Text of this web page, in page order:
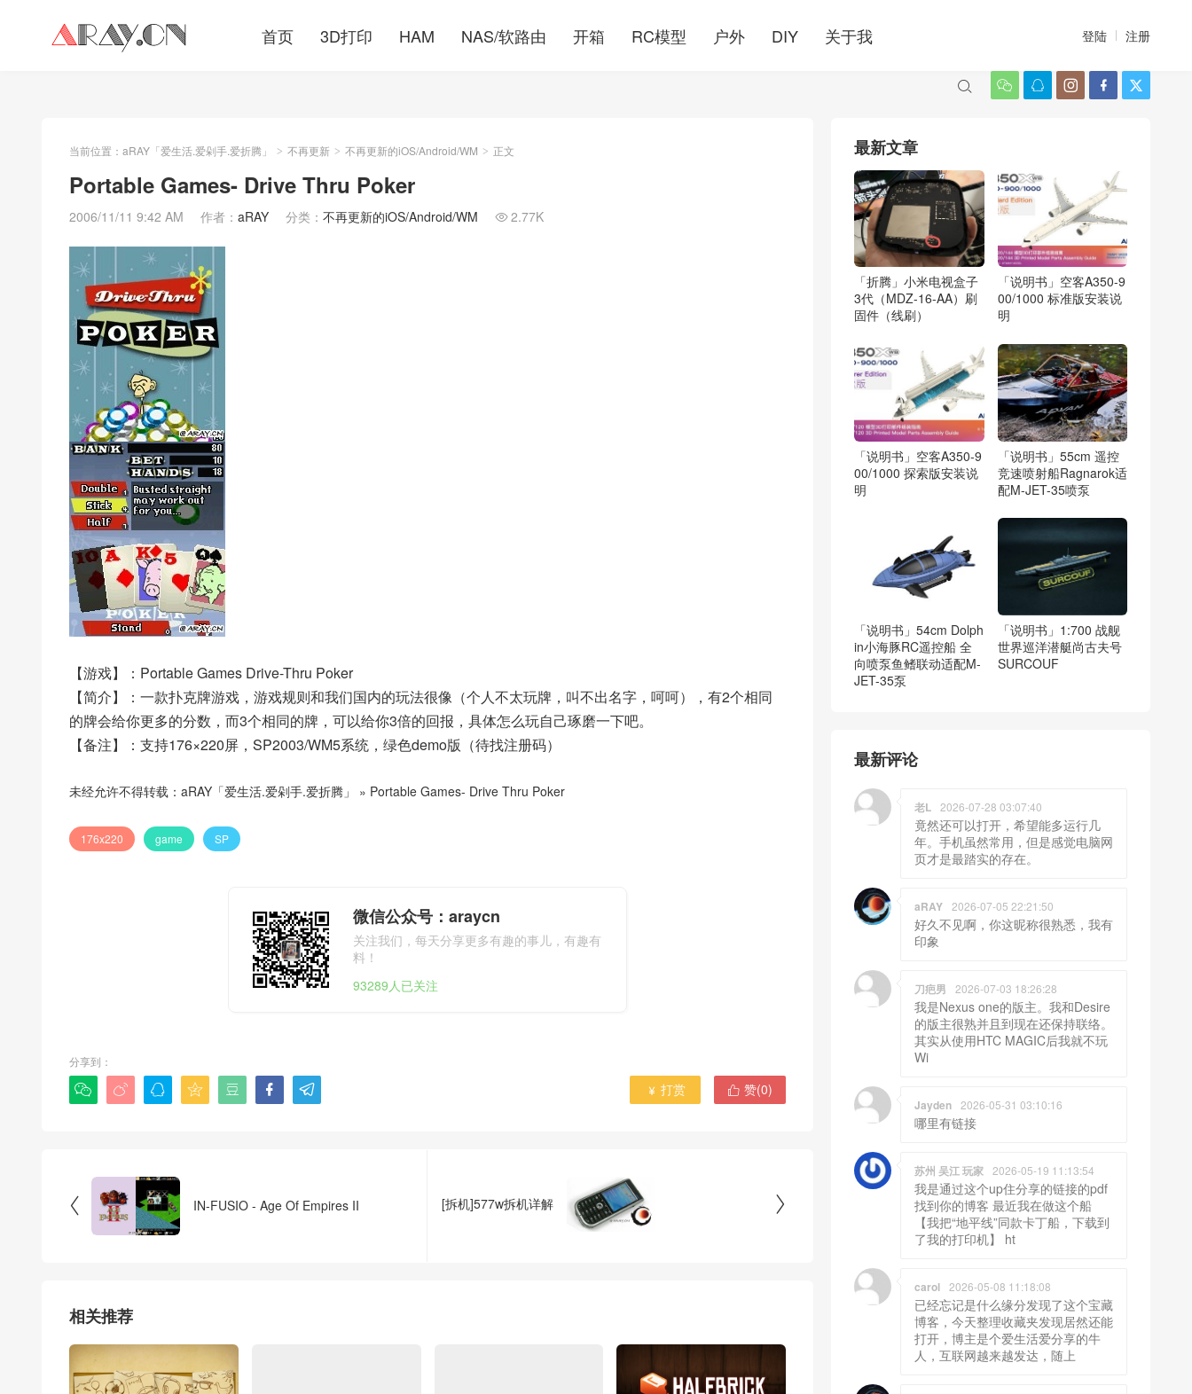
首页 3D打印 HAM NAS/软路由 开箱 RC模型 户外 DIY 关于我 登陆 注册
    

当前位置： aRAY「爱生活.爱剁手.爱折腾」 > 不再更新 > 不再更新的iOS/Android/WM > 正文
Portable Games- Drive Thru Poker
2006/11/11 9:42 AM 作者： aRAY 分类： 不再更新的iOS/Android/WM  2.77K
【游戏】：Portable Games Drive-Thru Poker
【简介】：一款扑克牌游戏，游戏规则和我们国内的玩法很像（个人不太玩牌，叫不出名字，呵呵），有2个相同
的牌会给你更多的分数，而3个相同的牌，可以给你3倍的回报，具体怎么玩自己琢磨一下吧。
【备注】：支持176×220屏，SP2003/WM5系统，绿色demo版（待找注册码）
未经允许不得转载： aRAY「爱生活.爱剁手.爱折腾」 » Portable Games- Drive Thru Poker
176x220 game SP
微信公众号：araycn
关注我们，每天分享更多有趣的事儿，有趣有
料！
93289人已关注
分享到：
        赞(0)
 打赏
 IN-FUSIO - Age Of Empires II 
[拆机]577w拆机详解
相关推荐
最新文章
「折腾」小米电视盒子
3代（MDZ-16-AA）刷
固件（线刷）
「说明书」空客A350-9
00/1000 标准版安装说
明
「说明书」空客A350-9
00/1000 探索版安装说
明
「说明书」55cm 遥控
竞速喷射船Ragnarok适
配M-JET-35喷泵
「说明书」54cm Dolph
in小海豚RC遥控船 全
向喷泵鱼鳍联动适配M-
JET-35泵
「说明书」1:700 战舰
世界巡洋潜艇尚古夫号
SURCOUF
最新评论
老L 2026-07-28 03:07:40
竟然还可以打开，希望能多运行几
年。手机虽然常用，但是感觉电脑网
页才是最踏实的存在。
aRAY 2026-07-05 22:21:50
好久不见啊，你这昵称很熟悉，我有
印象
刀疤男 2026-07-03 18:26:28
我是Nexus one的版主。我和Desire
的版主很熟并且到现在还保持联络。
其实从使用HTC MAGIC后我就不玩
Wi
Jayden 2026-05-31 03:10:16
哪里有链接
苏州 吴江 玩家 2026-05-19 11:13:54
我是通过这个up住分享的链接的pdf
找到你的博客 最近我在做这个船
【我把“地平线”同款卡丁船，下载到
了我的打印机】 ht
carol 2026-05-08 11:18:08
已经忘记是什么缘分发现了这个宝藏
博客，今天整理收藏夹发现居然还能
打开，博主是个爱生活爱分享的牛
人，互联网越来越发达，随上